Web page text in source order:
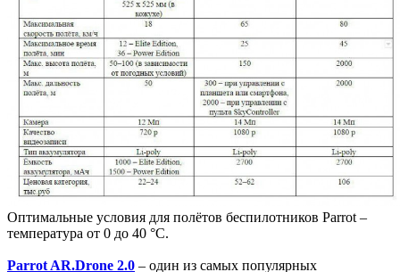
Оптимальные условия для полётов беспилотников Parrot –
температура от 0 до 40 °C.
Parrot AR.Drone 2.0 – один из самых популярных